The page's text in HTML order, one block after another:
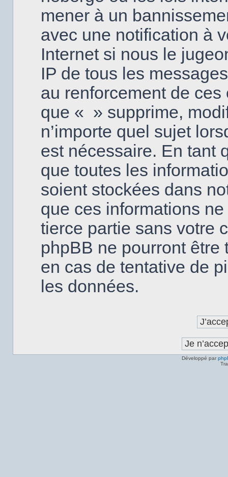
mener à un
avec une notification à
Internet si nous le
IP de tous les
au renforcement de
que « » supprime,
n’importe quel sujet
est nécessaire. En tant
que toutes les
soient stockées dans
que ces informations
tierce partie sans votre
phpBB ne pourront
en cas de tentative de
les données.
Développé par